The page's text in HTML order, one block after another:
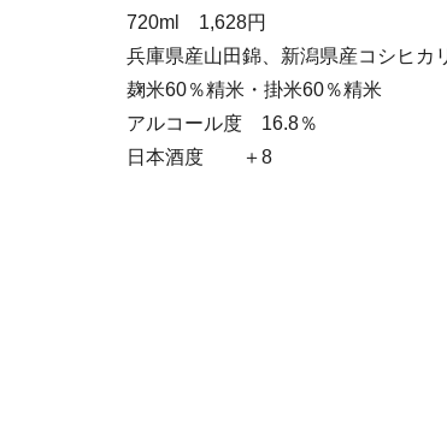
720ml 1,628円
兵庫県産山田錦、新潟県産コシヒカ
麹米60％精米・掛米60％精米
アルコール度 16.8％
日本酒度 ＋8